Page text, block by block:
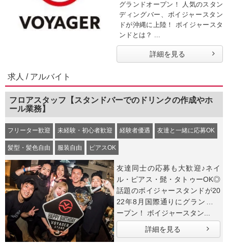
グランドオープン！ 人気のスタン
ディングバー、ボイジャースタン
ドが沖縄に上陸！ ボイジャースタ
ンドとは？ ...
詳細を見る
求人 / アルバイト
フロアスタッフ【スタンドバーでのドリンクの作成やホ
ール業務】
フリーター歓迎 未経験・初心者歓迎 経験者優遇 友達と一緒に応募OK
髪型・髪色自由 服装自由 ピアスOK
友達同士の応募も大歓迎♪ネイ
ル・ピアス・髭・タトゥーOK◎
話題のボイジャースタンドが20
22年8月国際通りにグランドオ
ープン！ ボイジャースタン...
詳細を見る